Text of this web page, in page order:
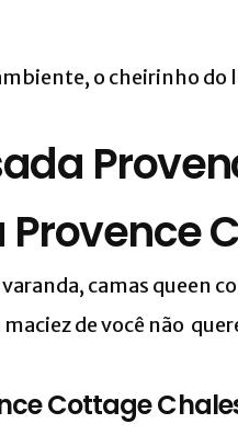
o cheirinho do
camas queen
de você não